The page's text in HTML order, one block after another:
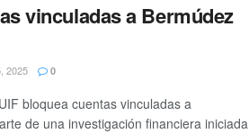
vinculadas a Bermúdez
2025 0
bloquea cuentas vinculadas a
de una investigación financiera iniciada